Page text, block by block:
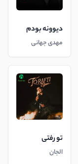
دیوونه بودم
مهدی جهانی
تو رفتی
الجان